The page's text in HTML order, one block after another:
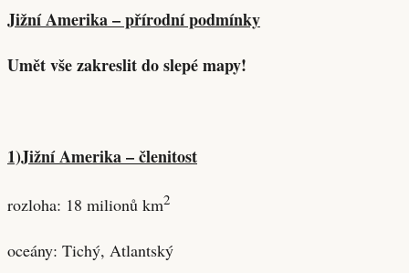
Jižní Amerika – přírodní podmínky
Umět vše zakreslit do slepé mapy!
1)Jižní Amerika – členitost
rozloha: 18 milionů km2
oceány: Tichý, Atlantský